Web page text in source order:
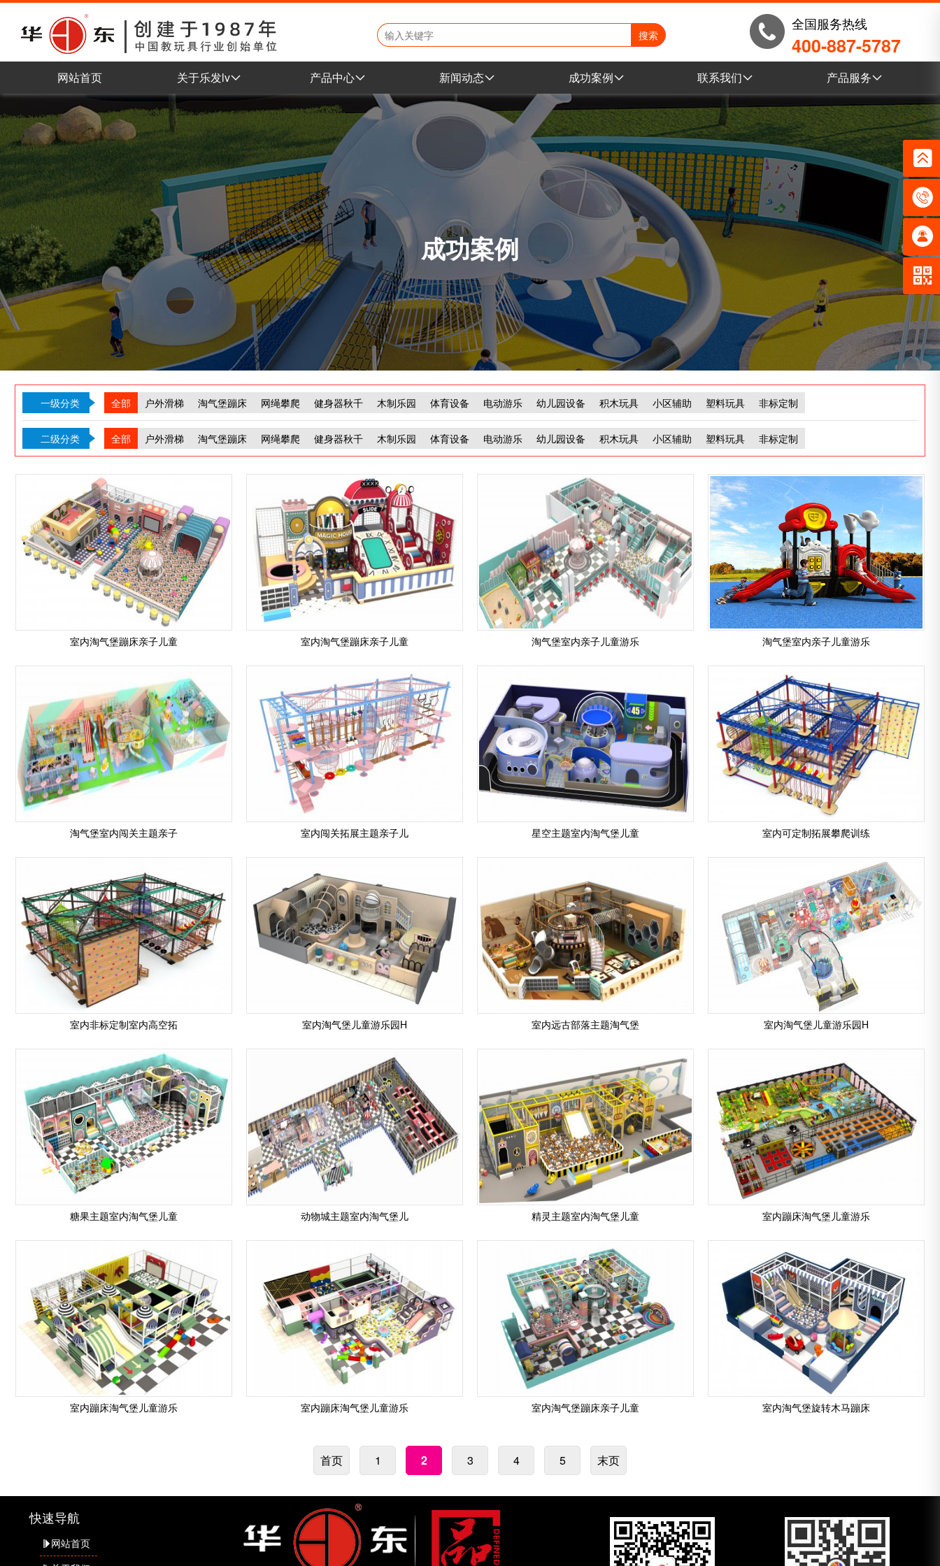
全国服务热线
400-887-5787
网站首页 关于乐发lv 产品中心 新闻动态 成功案例 联系我们 产品服务
公司简介
企业理念
组织架构
车间展示
企业荣誉
地产小区产品
学校幼教产品
市政文旅产品
景区公园产品
室内商城产品
非标定制产品
公司新闻
行业动态
展会资讯
学校幼教案例
地产小区案例
市政公园案例
商场乐园案例
联系我们
营销网络
乐发lvVR全景
电子目录
乐发lv产品库
成功案例
一级分类 全部 户外滑梯 淘气堡蹦床 网绳攀爬 健身器秋千 木制乐园 体育设备 电动游乐 幼儿园设备 积木玩具 小区辅助 塑料玩具 非标定制
二级分类 全部 户外滑梯 淘气堡蹦床 网绳攀爬 健身器秋千 木制乐园 体育设备 电动游乐 幼儿园设备 积木玩具 小区辅助 塑料玩具 非标定制
室内淘气堡蹦床亲子儿童 室内淘气堡蹦床亲子儿童 淘气堡室内亲子儿童游乐 淘气堡室内亲子儿童游乐
淘气堡室内闯关主题亲子 室内闯关拓展主题亲子儿 星空主题室内淘气堡儿童 室内可定制拓展攀爬训练
室内非标定制室内高空拓 室内淘气堡儿童游乐园H 室内远古部落主题淘气堡 室内淘气堡儿童游乐园H
糖果主题室内淘气堡儿童 动物城主题室内淘气堡儿 精灵主题室内淘气堡儿童 室内蹦床淘气堡儿童游乐
室内蹦床淘气堡儿童游乐 室内蹦床淘气堡儿童游乐 室内淘气堡蹦床亲子儿童 室内淘气堡旋转木马蹦床
首页 1 2 3 4 5 末页
快速导航
网站首页